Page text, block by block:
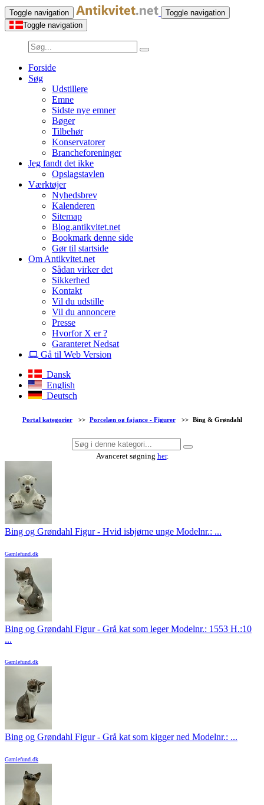
Toggle navigation
Toggle navigation
Toggle navigation
Forside
Søg
Udstillere
Emne
Sidste nye emner
Bøger
Tilbehør
Konservatorer
Brancheforeninger
Jeg fandt det ikke
Opslagstavlen
Værktøjer
Nyhedsbrev
Kalenderen
Sitemap
Blog.antikvitet.net
Bookmark denne side
Gør til startside
Om Antikvitet.net
Sådan virker det
Sikkerhed
Kontakt
Vil du udstille
Vil du annoncere
Presse
Hvorfor X er ?
Garanteret Nedsat
Gå til Web Version
Dansk
English
Deutsch
Portal kategorier >> Porcelæn og fajance - Figurer >> Bing & Grøndahl
Avanceret søgning her.
Bing og Grøndahl Figur - Hvid isbjørne unge Modelnr.: ...
Gamlefund.dk
Bing og Grøndahl Figur - Grå kat som leger Modelnr.: 1553 H.:10
...
Gamlefund.dk
Bing og Grøndahl Figur - Grå kat som kigger ned Modelnr.: ...
Gamlefund.dk